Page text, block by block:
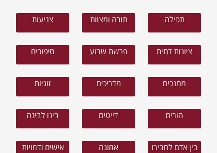
תפילה תורה ומצוות צניעות
ציונות דתית פרשת שבוע סיפורים
מחנכים מדריכים זוגיות
הורים דייטים בינו לבינה
בין אדם לחבירו אמונה אישים ודמויות